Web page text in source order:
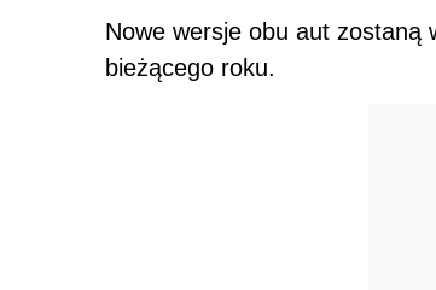
Nowe wersje obu aut zostaną
bieżącego roku.